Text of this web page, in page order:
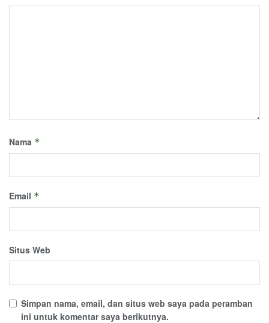
Nama *
Email *
Situs Web
Simpan nama, email, dan situs web saya pada peramban
ini untuk komentar saya berikutnya.